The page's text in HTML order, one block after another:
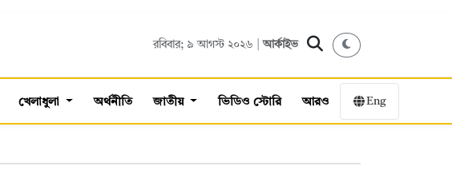
রবিবার; ৯ আগস্ট ২০২৬ |আর্কাইভ
খেলাধুলা অর্থনীতি জাতীয় ভিডিও স্টোরি আরও Eng